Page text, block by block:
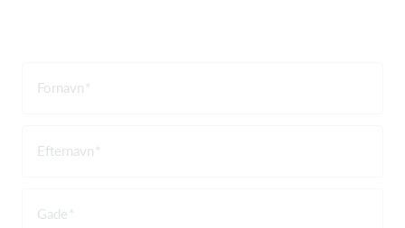
Fornavn
Efternavn
Gade